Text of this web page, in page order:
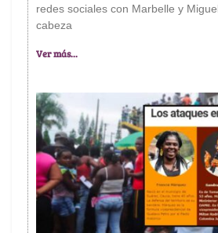
redes sociales con Marbelle y
cabeza
Ver más...